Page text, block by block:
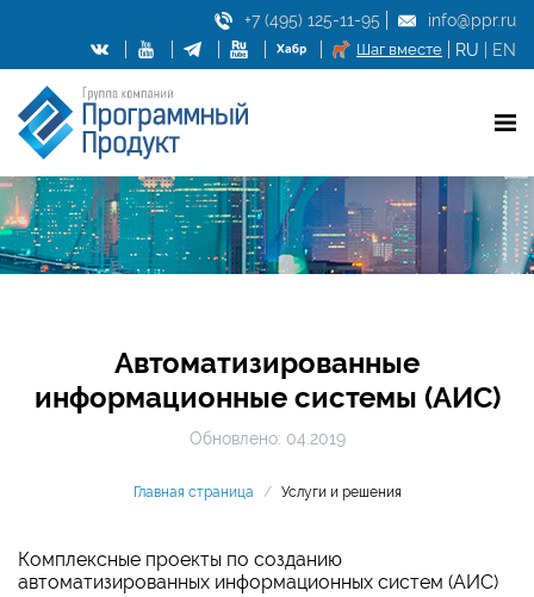
+7 (495) 125-11-95
info@ppr.ru
RU
EN
Шаг вместе
Автоматизированные
информационные системы (АИС)
Обновлено: 04.2019
Главная страница / Услуги и решения
Комплексные проекты по созданию
автоматизированных информационных систем (АИС)